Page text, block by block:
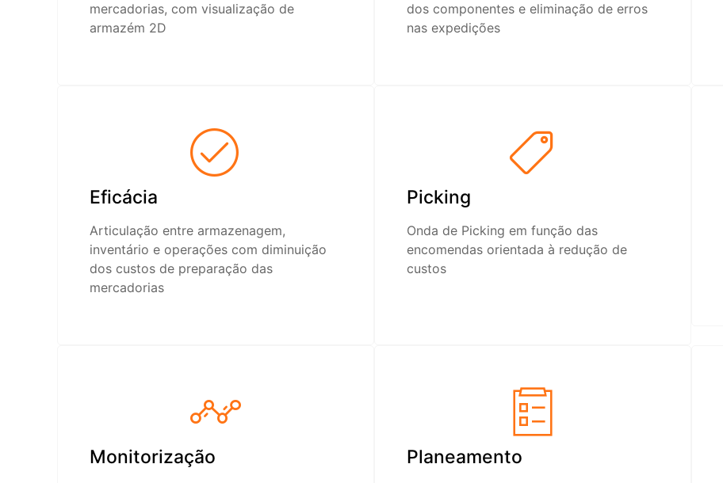
mercadorias, com visualização de
armazém 2D
dos componentes e eliminação de erros
nas expedições
Eficácia
Articulação entre armazenagem,
inventário e operações com diminuição
dos custos de preparação das
mercadorias
Picking
Onda de Picking em função das
encomendas orientada à redução de
custos
Monitorização Planeamento